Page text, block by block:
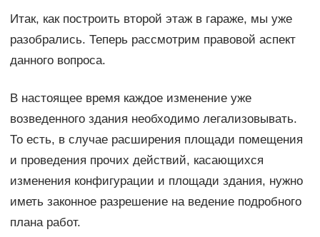
Итак, как построить второй этаж в гараже, мы уже
разобрались. Теперь рассмотрим правовой аспект
данного вопроса.
В настоящее время каждое изменение уже
возведенного здания необходимо легализовывать.
То есть, в случае расширения площади помещения
и проведения прочих действий, касающихся
изменения конфигурации и площади здания, нужно
иметь законное разрешение на ведение подробного
плана работ.